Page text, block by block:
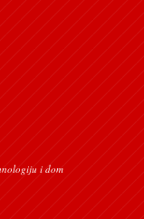
i dom